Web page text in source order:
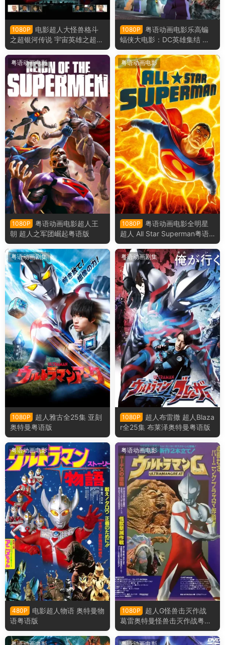
1080P
电影超人大怪兽格斗
之超银河传说 宇宙英雄之超银
河传说粤语版
1080P
粤语动画电影乐高蝙
蝠侠大电影：DC英雄集结 乐
高蝙蝠侠超级英雄大出击粤语
版
粤语动画电影
1080P
粤语动画电影超人王
朝 超人之军团崛起粤语版
粤语动画电影
1080P
粤语动画电影全明星
超人 All Star Superman粤语
版
粤语动画剧集
1080P
超人雅古全25集 亚刻
奥特曼粤语版
粤语动画剧集
1080P
超人布雷撒 超人Blaza
r全25集 布莱泽奥特曼粤语版
粤语动画电影
480P
电影超人物语 奥特曼物
语粤语版
粤语动画电影
1080P
超人G怪兽击灭作战
葛雷奥特曼怪兽击灭作战粤语
版